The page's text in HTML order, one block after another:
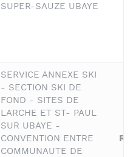
SUPER-SAUZE UBAYE
SERVICE ANNEXE SKI
- SECTION SKI DE
FOND - SITES DE
LARCHE ET ST- PAUL
SUR UBAYE -
CONVENTION ENTRE
COMMUNAUTE DE